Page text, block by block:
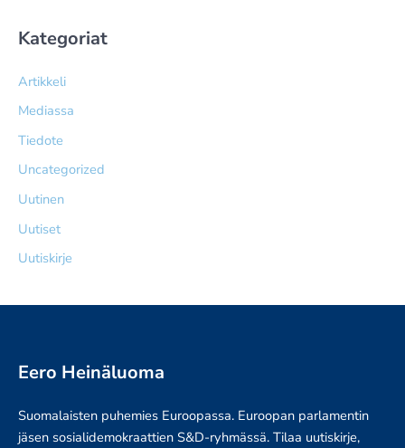
Kategoriat
Artikkeli
Mediassa
Tiedote
Uncategorized
Uutinen
Uutiset
Uutiskirje
Eero Heinäluoma
Suomalaisten puhemies Euroopassa. Euroopan parlamentin
jäsen sosialidemokraattien S&D-ryhmässä. Tilaa uutiskirje,